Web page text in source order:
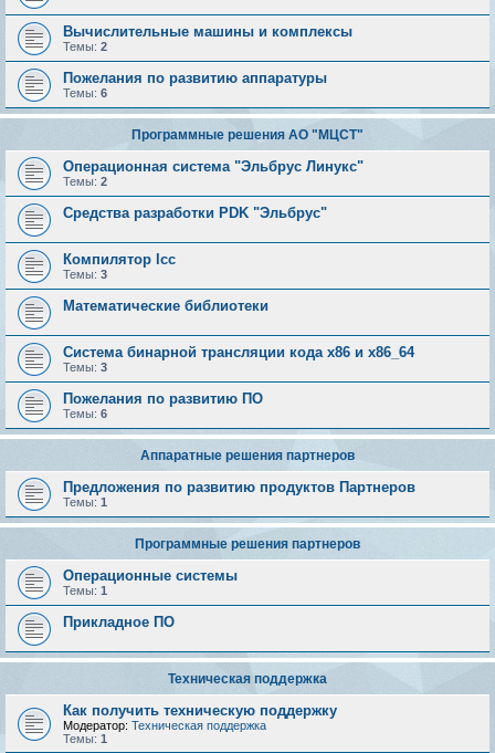
Вычислительные машины и комплексы
Темы: 2
Пожелания по развитию аппаратуры
Темы: 6
Программные решения АО "МЦСТ"
Операционная система "Эльбрус Линукс"
Темы: 2
Средства разработки PDK "Эльбрус"
Компилятор lcc
Темы: 3
Математические библиотеки
Система бинарной трансляции кода х86 и х86_64
Темы: 3
Пожелания по развитию ПО
Темы: 6
Аппаратные решения партнеров
Предложения по развитию продуктов Партнеров
Темы: 1
Программные решения партнеров
Операционные системы
Темы: 1
Прикладное ПО
Техническая поддержка
Как получить техническую поддержку
Модератор: Техническая поддержка
Темы: 1